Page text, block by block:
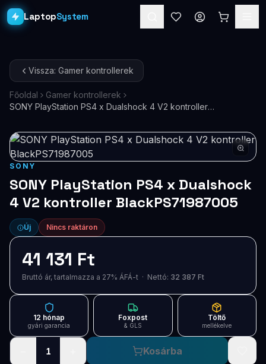
LaptopSystem
Asztali PC-k
Workstation PRO
Monitorok
Dokkolók
Kiegészítők
Akciók
Blog
Támogatás
Új termékek
Vissza: Gamer kontrollerek
Főoldal
Gamer kontrollerek
SONY PlayStation PS4 x Dualshock 4 V2 kontroller
SONY
SONY PlayStation PS4 x Dualshock
4 V2 kontroller BlackPS71987005
Új Nincs raktáron
41 131 Ft
Bruttó ár, tartalmazza a 27% ÁFÁ-t · Nettó: 32 387 Ft
12 hónap
gyári garancia
Foxpost
& GLS
Töltő
mellékelve
1 Kosárba